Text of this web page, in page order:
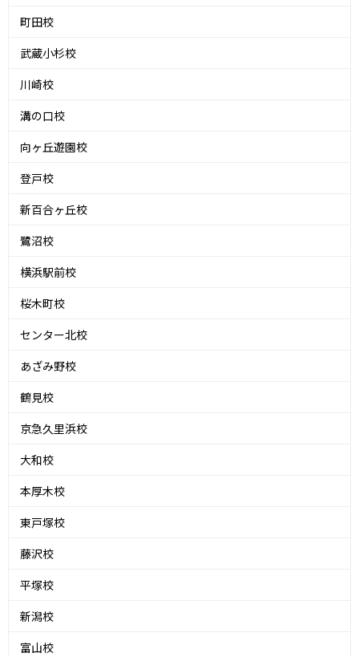
町田校
武蔵小杉校
川崎校
溝の口校
向ヶ丘遊園校
登戸校
新百合ヶ丘校
鷺沼校
横浜駅前校
桜木町校
センター北校
あざみ野校
鶴見校
京急久里浜校
大和校
本厚木校
東戸塚校
藤沢校
平塚校
新潟校
富山校